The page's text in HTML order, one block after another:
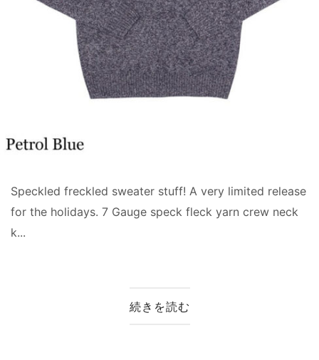
Speckled freckled sweater stuff! A very limited release
for the holidays. 7 Gauge speck fleck yarn crew neck
k...
続きを読む